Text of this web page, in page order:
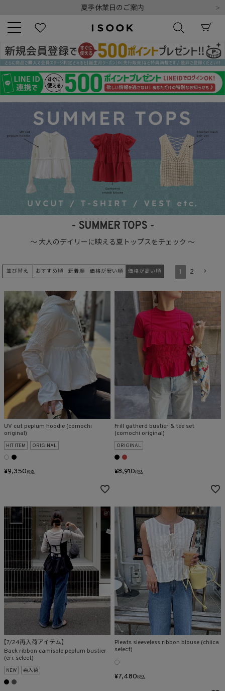
令和8年熊本地震の影響によるお荷物のお届けについて
新規会員登録でもれなく500ポイントプレゼント
夏季休業日のご案内
令和8年熊本地震の影響によるお荷物のお届けについて
キーワード
商品番号
販売タイプ
新着 再入荷 SALE
ORIGINAL HIT ITEM
カラー
価格（税込）
〜
在庫なし商品
表示する 表示しない
検索
- SUMMER TOPS -
～ 大人のデイリーに映える夏トップスをチェック ～
並び替え おすすめ順 新着順 価格が安い順 価格が高い順 1 2
UV cut peplum hoodie (comochi
original)
HIT ITEM ORIGINAL
¥9,350税込
Frill gatherd bustier & tee set
(comochi original)
ORIGINAL
¥8,910税込
【7/24再入荷アイテム】
Back ribbon camisole peplum bustier
(eri. select)
NEW 再入荷
Pleats sleeveless ribbon blouse (chiica
select)
¥7,480税込